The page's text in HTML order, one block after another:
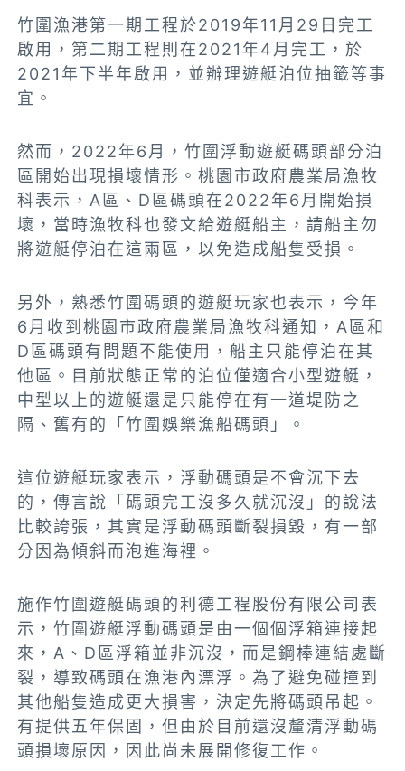
竹圍漁港第一期工程於2019年11月29日完工
啟用，第二期工程則在2021年4月完工，於
2021年下半年啟用，並辦理遊艇泊位抽籤等事
宜。
然而，2022年6月，竹圍浮動遊艇碼頭部分泊
區開始出現損壞情形。桃園市政府農業局漁牧
科表示，A區、D區碼頭在2022年6月開始損
壞，當時漁牧科也發文給遊艇船主，請船主勿
將遊艇停泊在這兩區，以免造成船隻受損。
另外，熟悉竹圍碼頭的遊艇玩家也表示，今年
6月收到桃園市政府農業局漁牧科通知，A區和
D區碼頭有問題不能使用，船主只能停泊在其
他區。目前狀態正常的泊位僅適合小型遊艇，
中型以上的遊艇還是只能停在有一道堤防之
隔、舊有的「竹圍娛樂漁船碼頭」。
這位遊艇玩家表示，浮動碼頭是不會沉下去
的，傳言說「碼頭完工沒多久就沉沒」的說法
比較誇張，其實是浮動碼頭斷裂損毀，有一部
分因為傾斜而泡進海裡。
施作竹圍遊艇碼頭的利德工程股份有限公司表
示，竹圍遊艇浮動碼頭是由一個個浮箱連接起
來，A、D區浮箱並非沉沒，而是鋼棒連結處斷
裂，導致碼頭在漁港內漂浮。為了避免碰撞到
其他船隻造成更大損害，決定先將碼頭吊起。
有提供五年保固，但由於目前還沒釐清浮動碼
頭損壞原因，因此尚未展開修復工作。